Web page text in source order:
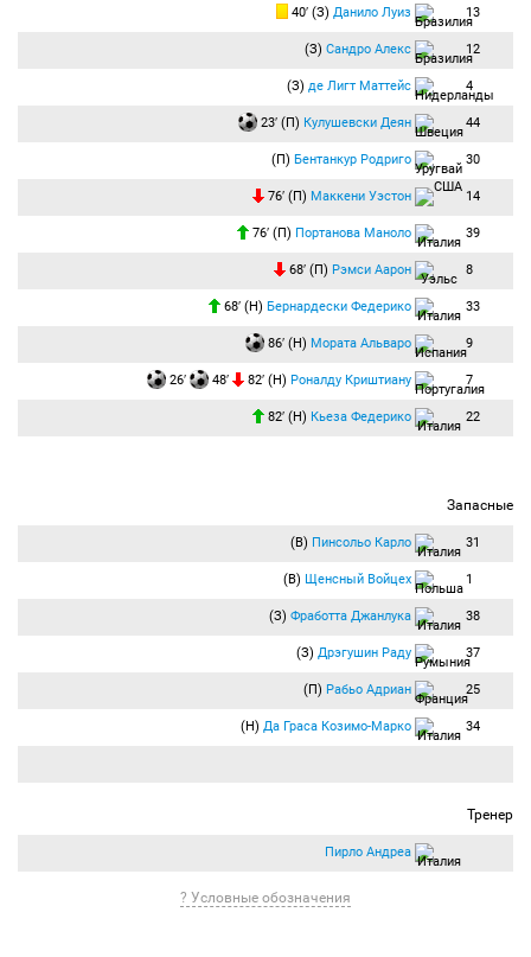
"Ювентус" со счётом 4:0 разгромил "Парму"! До новых встреч!
40′ (З) Данило Луиз 13
(З) Сандро Алекс 12
(З) де Лигт Маттейс 4
23′ (П) Кулушевски Деян 44
(П) Бентанкур Родриго 30
76′ (П) Маккени Уэстон 14
76′ (П) Портанова Маноло 39
68′ (П) Рэмси Аарон 8
68′ (Н) Бернардески Федерико 33
86′ (Н) Мората Альваро 9
26′ 48′ 82′ (Н) Роналду Криштиану 7
82′ (Н) Кьеза Федерико 22
Запасные
(В) Пинсольо Карло 31
(В) Щенсный Войцех 1
(З) Фработта Джанлука 38
(З) Дрэгушин Раду 37
(П) Рабьо Адриан 25
(Н) Да Граса Козимо-Марко 34
Тренер
Пирло Андреа
? Условные обозначения